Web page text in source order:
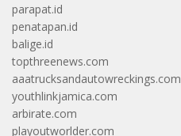
parapat.id
penatapan.id
balige.id
topthreenews.com
aaatrucksandautowreckings.com
youthlinkjamica.com
arbirate.com
playoutworlder.com